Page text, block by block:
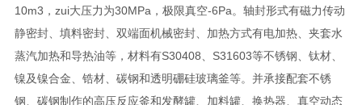
10m3，zui大压力为30MPa，极限真空-6Pa。轴封形式有磁力传动
静密封、填料密封、双端面机械密封、加热方式有电加热、夹套水
蒸汽加热和导热油等，材料有S30408、S31603等不锈钢、钛材、
镍及镍合金、锆材、碳钢和透明硼硅玻璃釜等。并承接配套不锈
钢、碳钢制作的高压反应釜和发酵罐、加料罐、换热器、真空动态